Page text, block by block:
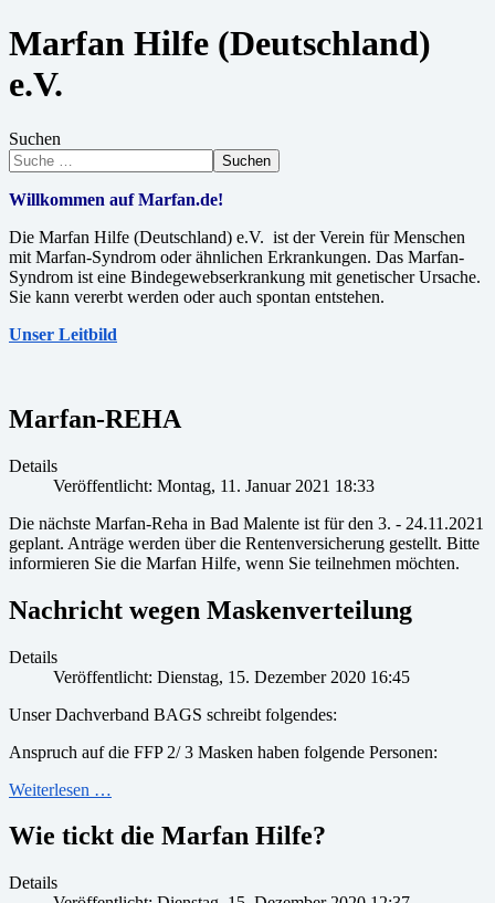
Marfan Hilfe (Deutschland)
e.V.
Suchen
Suchen
Willkommen auf Marfan.de!
Die Marfan Hilfe (Deutschland) e.V. ist der Verein für Menschen
mit Marfan-Syndrom oder ähnlichen Erkrankungen. Das Marfan-
Syndrom ist eine Bindegewebserkrankung mit genetischer Ursache.
Sie kann vererbt werden oder auch spontan entstehen.
Unser Leitbild
Marfan-REHA
Details
Veröffentlicht: Montag, 11. Januar 2021 18:33
Die nächste Marfan-Reha in Bad Malente ist für den 3. - 24.11.2021
geplant. Anträge werden über die Rentenversicherung gestellt. Bitte
informieren Sie die Marfan Hilfe, wenn Sie teilnehmen möchten.
Nachricht wegen Maskenverteilung
Details
Veröffentlicht: Dienstag, 15. Dezember 2020 16:45
Unser Dachverband BAGS schreibt folgendes:
Anspruch auf die FFP 2/ 3 Masken haben folgende Personen:
Weiterlesen …
Wie tickt die Marfan Hilfe?
Details